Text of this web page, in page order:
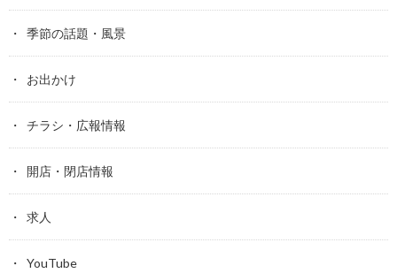
季節の話題・風景
お出かけ
チラシ・広報情報
開店・閉店情報
求人
YouTube